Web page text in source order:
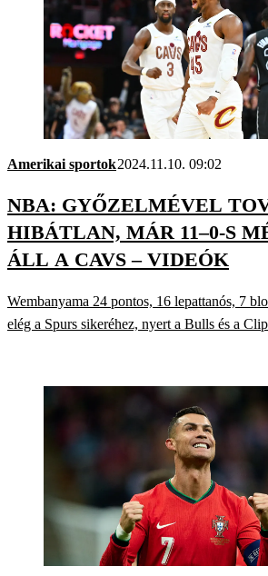
Amerikai sportok2024.11.10. 09:02
NBA: GYŐZELMÉVEL
HIBÁTLAN, MÁR 11–0-S
ÁLL A CAVS – VIDEÓK
Wembanyama 24 pontos, 16 lepattanós, 7
elég a Spurs sikeréhez, nyert a Bulls és a